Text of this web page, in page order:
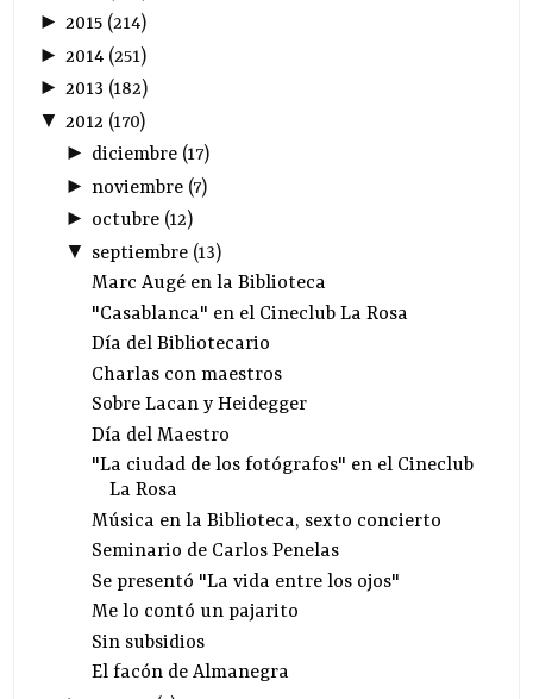
►2015 (214)
► 2014 (251)
►2013 (182)
▼ 2012 (170)
► diciembre(17)
► noviembre(7)
► octubre(12)
▼ septiembre(13)
Marc Augé en la Biblioteca
"Casablanca" en el Cineclub La Rosa
Día del Bibliotecario
Charlas con maestros
Sobre Lacan y Heidegger
Día del Maestro
"La ciudad de los fotógrafos" en el Cineclub
La Rosa
Música en la Biblioteca, sexto concierto
Seminario de Carlos Penelas
Se presentó "La vida entre los ojos"
Me lo contó un pajarito
Sin subsidios
El facón de Almanegra